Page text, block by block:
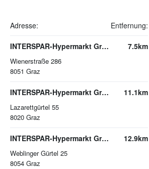
Adresse: Entfernung:
INTERSPAR-Hypermarkt Graz-Nord
Wienerstraße 286
8051 Graz
7.5km
INTERSPAR-Hypermarkt Graz, CITYPARK
Lazarettgürtel 55
8020 Graz
11.1km
INTERSPAR-Hypermarkt Graz, SCW
Weblinger Gürtel 25
8054 Graz
12.9km